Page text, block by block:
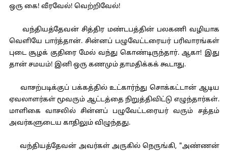
ஒரு கை! வீரவேல்! வெற்றிவேல்!
வந்தியத்தேவன் சித்திர மண்டபத்தின் பலகணி வழியாக
வெளியே பார்த்தான். சின்னப் பழுவேட்டரையர் பரிவாரங்கள்
புடை சூழக் குதிரை மேல் வந்து கொண்டிருந்தார். ஆகா! இது
தான் சமயம்! இனி ஒரு கணமும் தாமதிக்கக் கூடாது.
வாசற்படிக்குப் பக்கத்தில் உட்கார்ந்து சொக்கட்டான் ஆடிய
ஏவலாளர்கள் மூவரும் ஆட்டத்தை நிறுத்திவிட்டு எழுந்தார்கள்.
மாளிகை வாசலில் சின்னப் பழுவேட்டரையர் வரும் சத்தம்
அவர்களுடைய காதிலும் விழுந்தது.
வந்தியத்தேவன் அவர்கள் அருகில் நெருங்கி, "அண்ணன்